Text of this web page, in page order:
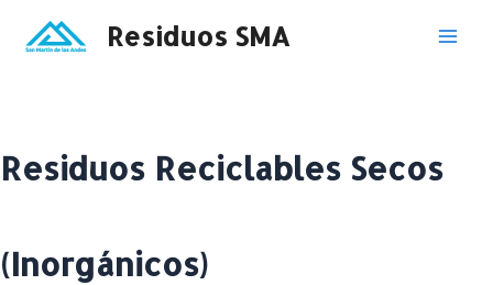
Residuos SMA
Residuos Reciclables Secos
(Inorgánicos)